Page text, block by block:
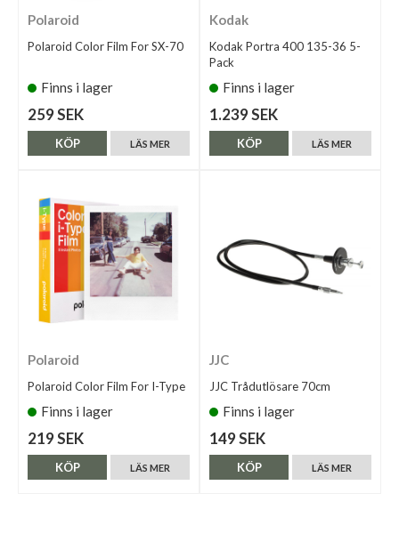
Polaroid
Polaroid Color Film For SX-70
Finns i lager
259 SEK
LÄS MER
KÖP
Kodak
Kodak Portra 400 135-36 5-
Pack
Finns i lager
1.239 SEK
LÄS MER
KÖP
Polaroid
Polaroid Color Film For I-Type
Finns i lager
219 SEK
LÄS MER
KÖP
JJC
JJC Trådutlösare 70cm
Finns i lager
149 SEK
LÄS MER
KÖP